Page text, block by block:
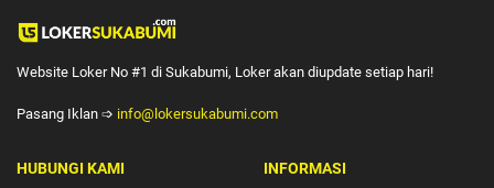
Website Loker No #1 di Sukabumi, Loker akan diupdate setiap hari!
Pasang Iklan ➩ info@lokersukabumi.com
HUBUNGI KAMI INFORMASI